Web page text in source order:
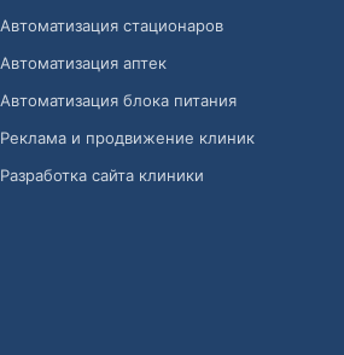
Автоматизация стационаров
Автоматизация аптек
Автоматизация блока питания
Реклама и продвижение клиник
Разработка сайта клиники